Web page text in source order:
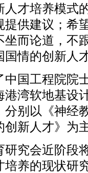
才培养模式
供建议；希
坐而论道，不
情的创新人
国工程院院
湾软地基设
别以《神经
新人才》为
究会近阶段
养的现状研